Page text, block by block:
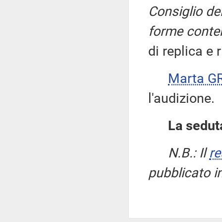
Consiglio
forme
di replica e
Marta
l'audizione.
La
N.B.: Il
pubblicato